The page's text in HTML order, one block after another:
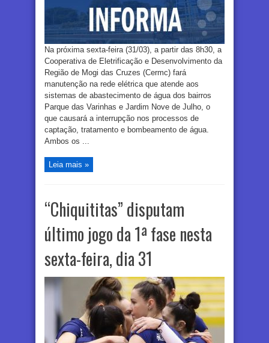
Na próxima sexta-feira (31/03), a partir das 8h30, a
Cooperativa de Eletrificação e Desenvolvimento da
Região de Mogi das Cruzes (Cermc) fará
manutenção na rede elétrica que atende aos
sistemas de abastecimento de água dos bairros
Parque das Varinhas e Jardim Nove de Julho, o
que causará a interrupção nos processos de
captação, tratamento e bombeamento de água.
Ambos os ...
Leia mais »
“Chiquititas” disputam
último jogo da 1ª fase nesta
sexta-feira, dia 31